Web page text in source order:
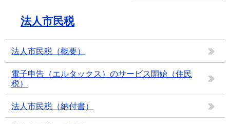
法人市民税
法人市民税（概要）
電子申告（エルタックス）のサービス開始（住民
税）
法人市民税（納付書）